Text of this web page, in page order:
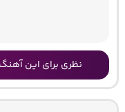
نظری برای این